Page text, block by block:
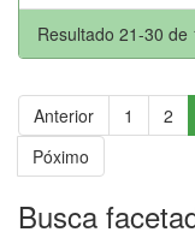
Resultado 21-30 de
Anterior 1 2
Póximo
Busca